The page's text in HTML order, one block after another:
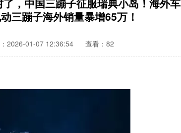
，中国三蹦子征服瑞典小岛！海外车
三蹦子海外销量暴增65万！
2026-01-07 12:36:54 查看：82